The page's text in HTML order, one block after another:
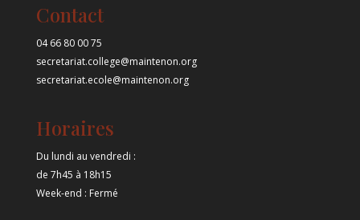
Contact
04 66 80 00 75
secretariat.college@maintenon.org
secretariat.ecole@maintenon.org
Horaires
Du lundi au vendredi :
de 7h45 à 18h15
Week-end : Fermé